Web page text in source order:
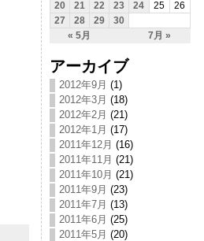
« 5月 7月 »
20
21 22 23 24 25
26
27
28 29 30
アーカイブ
2012年9月 (1)
2012年3月 (18)
2012年2月 (21)
2012年1月 (17)
2011年12月 (16)
2011年11月 (21)
2011年10月 (21)
2011年9月 (23)
2011年7月 (13)
2011年6月 (25)
2011年5月 (20)